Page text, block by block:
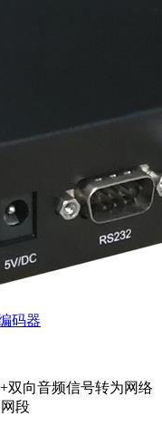
码器
双向音频信号转为网络
段